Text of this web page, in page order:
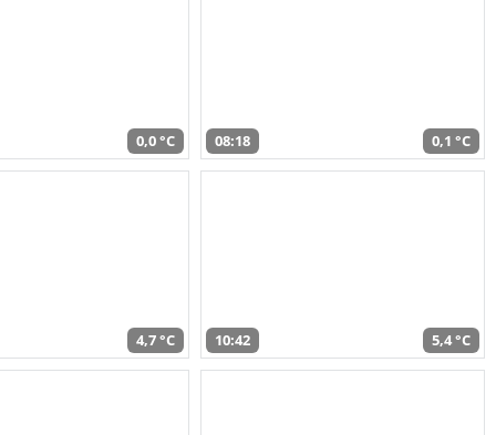
0,0 °C 08:18 0,1 °C
4,7 °C 10:42 5,4 °C